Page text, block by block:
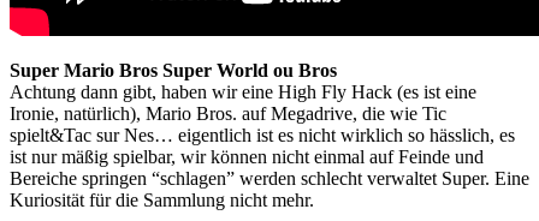
Super Mario Bros Super World ou Bros
Achtung dann gibt, haben wir eine High Fly Hack (es ist eine
Ironie, natürlich), Mario Bros. auf Megadrive, die wie Tic
spielt&Tac sur Nes… eigentlich ist es nicht wirklich so hässlich, es
ist nur mäßig spielbar, wir können nicht einmal auf Feinde und
Bereiche springen “schlagen” werden schlecht verwaltet Super. Eine
Kuriosität für die Sammlung nicht mehr.